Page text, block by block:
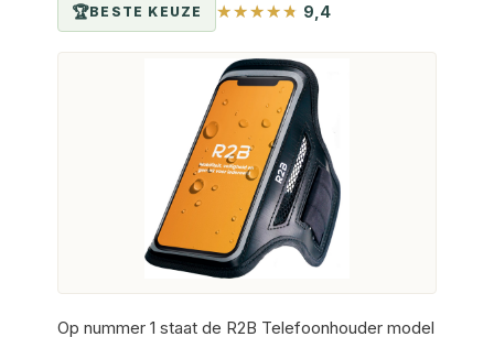
BESTE KEUZE 9,4
Op nummer 1 staat de R2B Telefoonhouder model